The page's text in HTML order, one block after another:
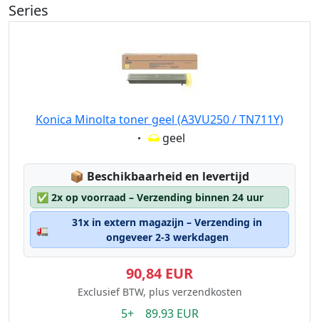
Series
Konica Minolta toner geel (A3VU250 / TN711Y)
Eigenschaft:
geel
📦 Lagerstatus:
Beschikbaarheid en levertijd
✅ 2x op voorraad – Verzending binnen 24 uur
🚛
31x in extern magazijn – Verzending in
ongeveer 2-3 werkdagen
90,84 EUR
Exclusief BTW, plus verzendkosten
5+ 89.93 EUR